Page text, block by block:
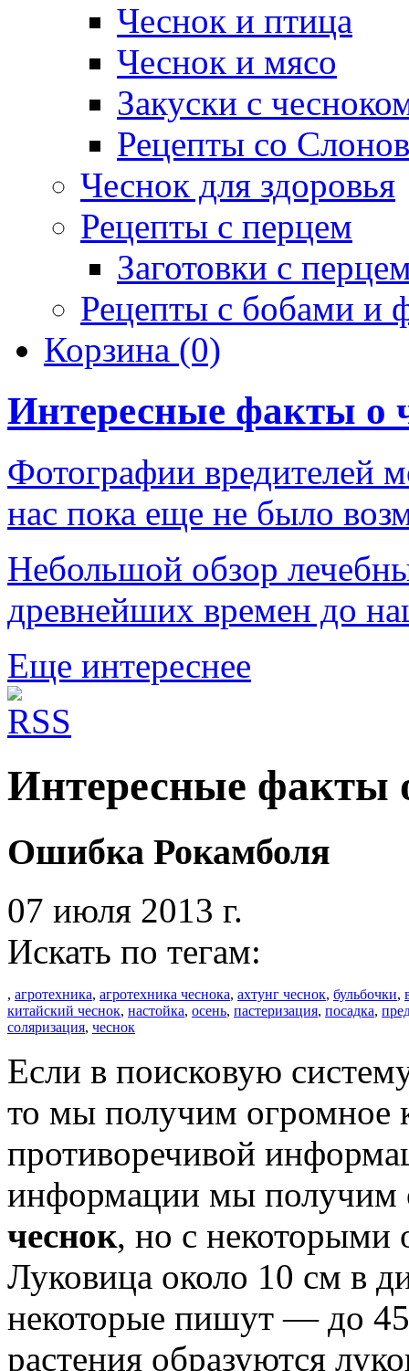
Чеснок и птица
Чеснок и мясо
Закуски с
Рецепты со
Чеснок для здоровья
Рецепты с перцем
Заготовки с
Рецепты с бобами и
Корзина (0)
Интересные факты о
Фотографии вредителей
нас пока еще не было
Небольшой обзор
древнейших времен до
Еще интереснее
Интересные факты
Ошибка Рокамболя
07 июля 2013 г.
Искать по тегам:
, агротехника, агротехника чеснока, ахтунг чеснок, бульбочки,
китайский чеснок, настойка, осень, пастеризация, посадка,
соляризация, чеснок
Если в поисковую
то мы получим огромное
противоречивой
информации мы получим
чеснок, но с некоторыми
Луковица около 10 см в
некоторые пишут — до
растения образуются